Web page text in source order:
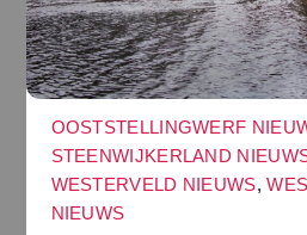
OOSTSTELLINGWERF
STEENWIJKERLAND
WESTERVELD NIEUWS,
NIEUWS